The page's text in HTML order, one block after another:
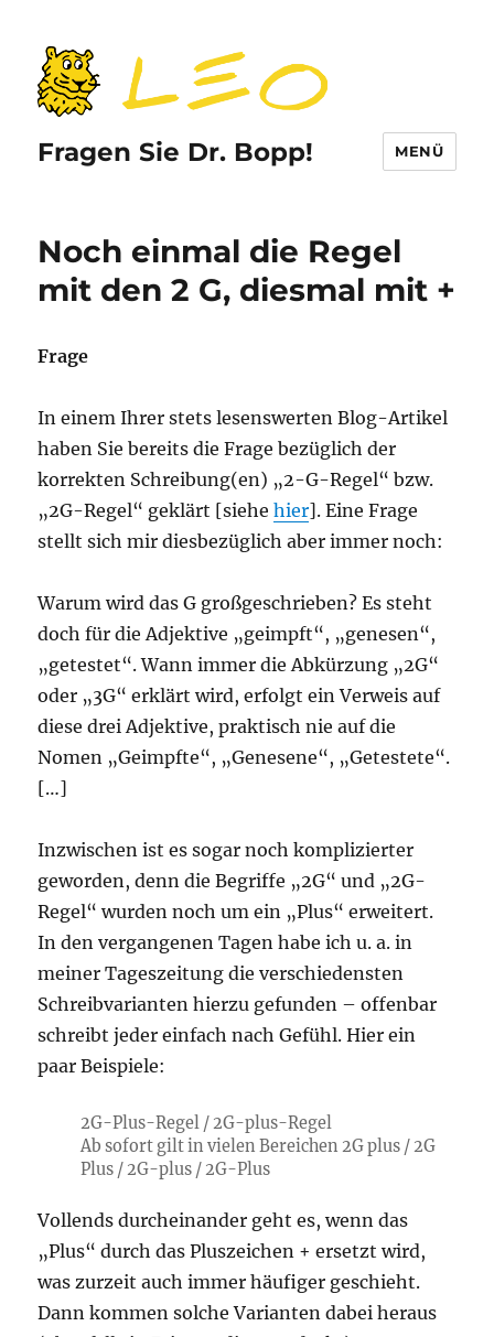
Fragen Sie Dr. Bopp! MENÜ
Noch einmal die Regel
mit den 2 G, diesmal mit +
Frage
In einem Ihrer stets lesenswerten Blog-Artikel
haben Sie bereits die Frage bezüglich der
korrekten Schreibung(en) „2-G-Regel“ bzw.
„2G-Regel“ geklärt [siehehier]. Eine Frage
stellt sich mir diesbezüglich aber immer noch:
Warum wird das G großgeschrieben? Es steht
doch für die Adjektive „geimpft“, „genesen“,
„getestet“. Wann immer die Abkürzung „2G“
oder „3G“ erklärt wird, erfolgt ein Verweis auf
diese drei Adjektive, praktisch nie auf die
Nomen „Geimpfte“, „Genesene“, „Getestete“.
[…]
Inzwischen ist es sogar noch komplizierter
geworden, denn die Begriffe „2G“ und „2G-
Regel“ wurden noch um ein „Plus“ erweitert.
In den vergangenen Tagen habe ich u. a. in
meiner Tageszeitung die verschiedensten
Schreibvarianten hierzu gefunden – offenbar
schreibt jeder einfach nach Gefühl. Hier ein
paar Beispiele:
2G-Plus-Regel / 2G-plus-Regel
Ab sofort gilt in vielen Bereichen 2G plus / 2G
Plus / 2G-plus / 2G-Plus
Vollends durcheinander geht es, wenn das
„Plus“ durch das Pluszeichen + ersetzt wird,
was zurzeit auch immer häufiger geschieht.
Dann kommen solche Varianten dabei heraus